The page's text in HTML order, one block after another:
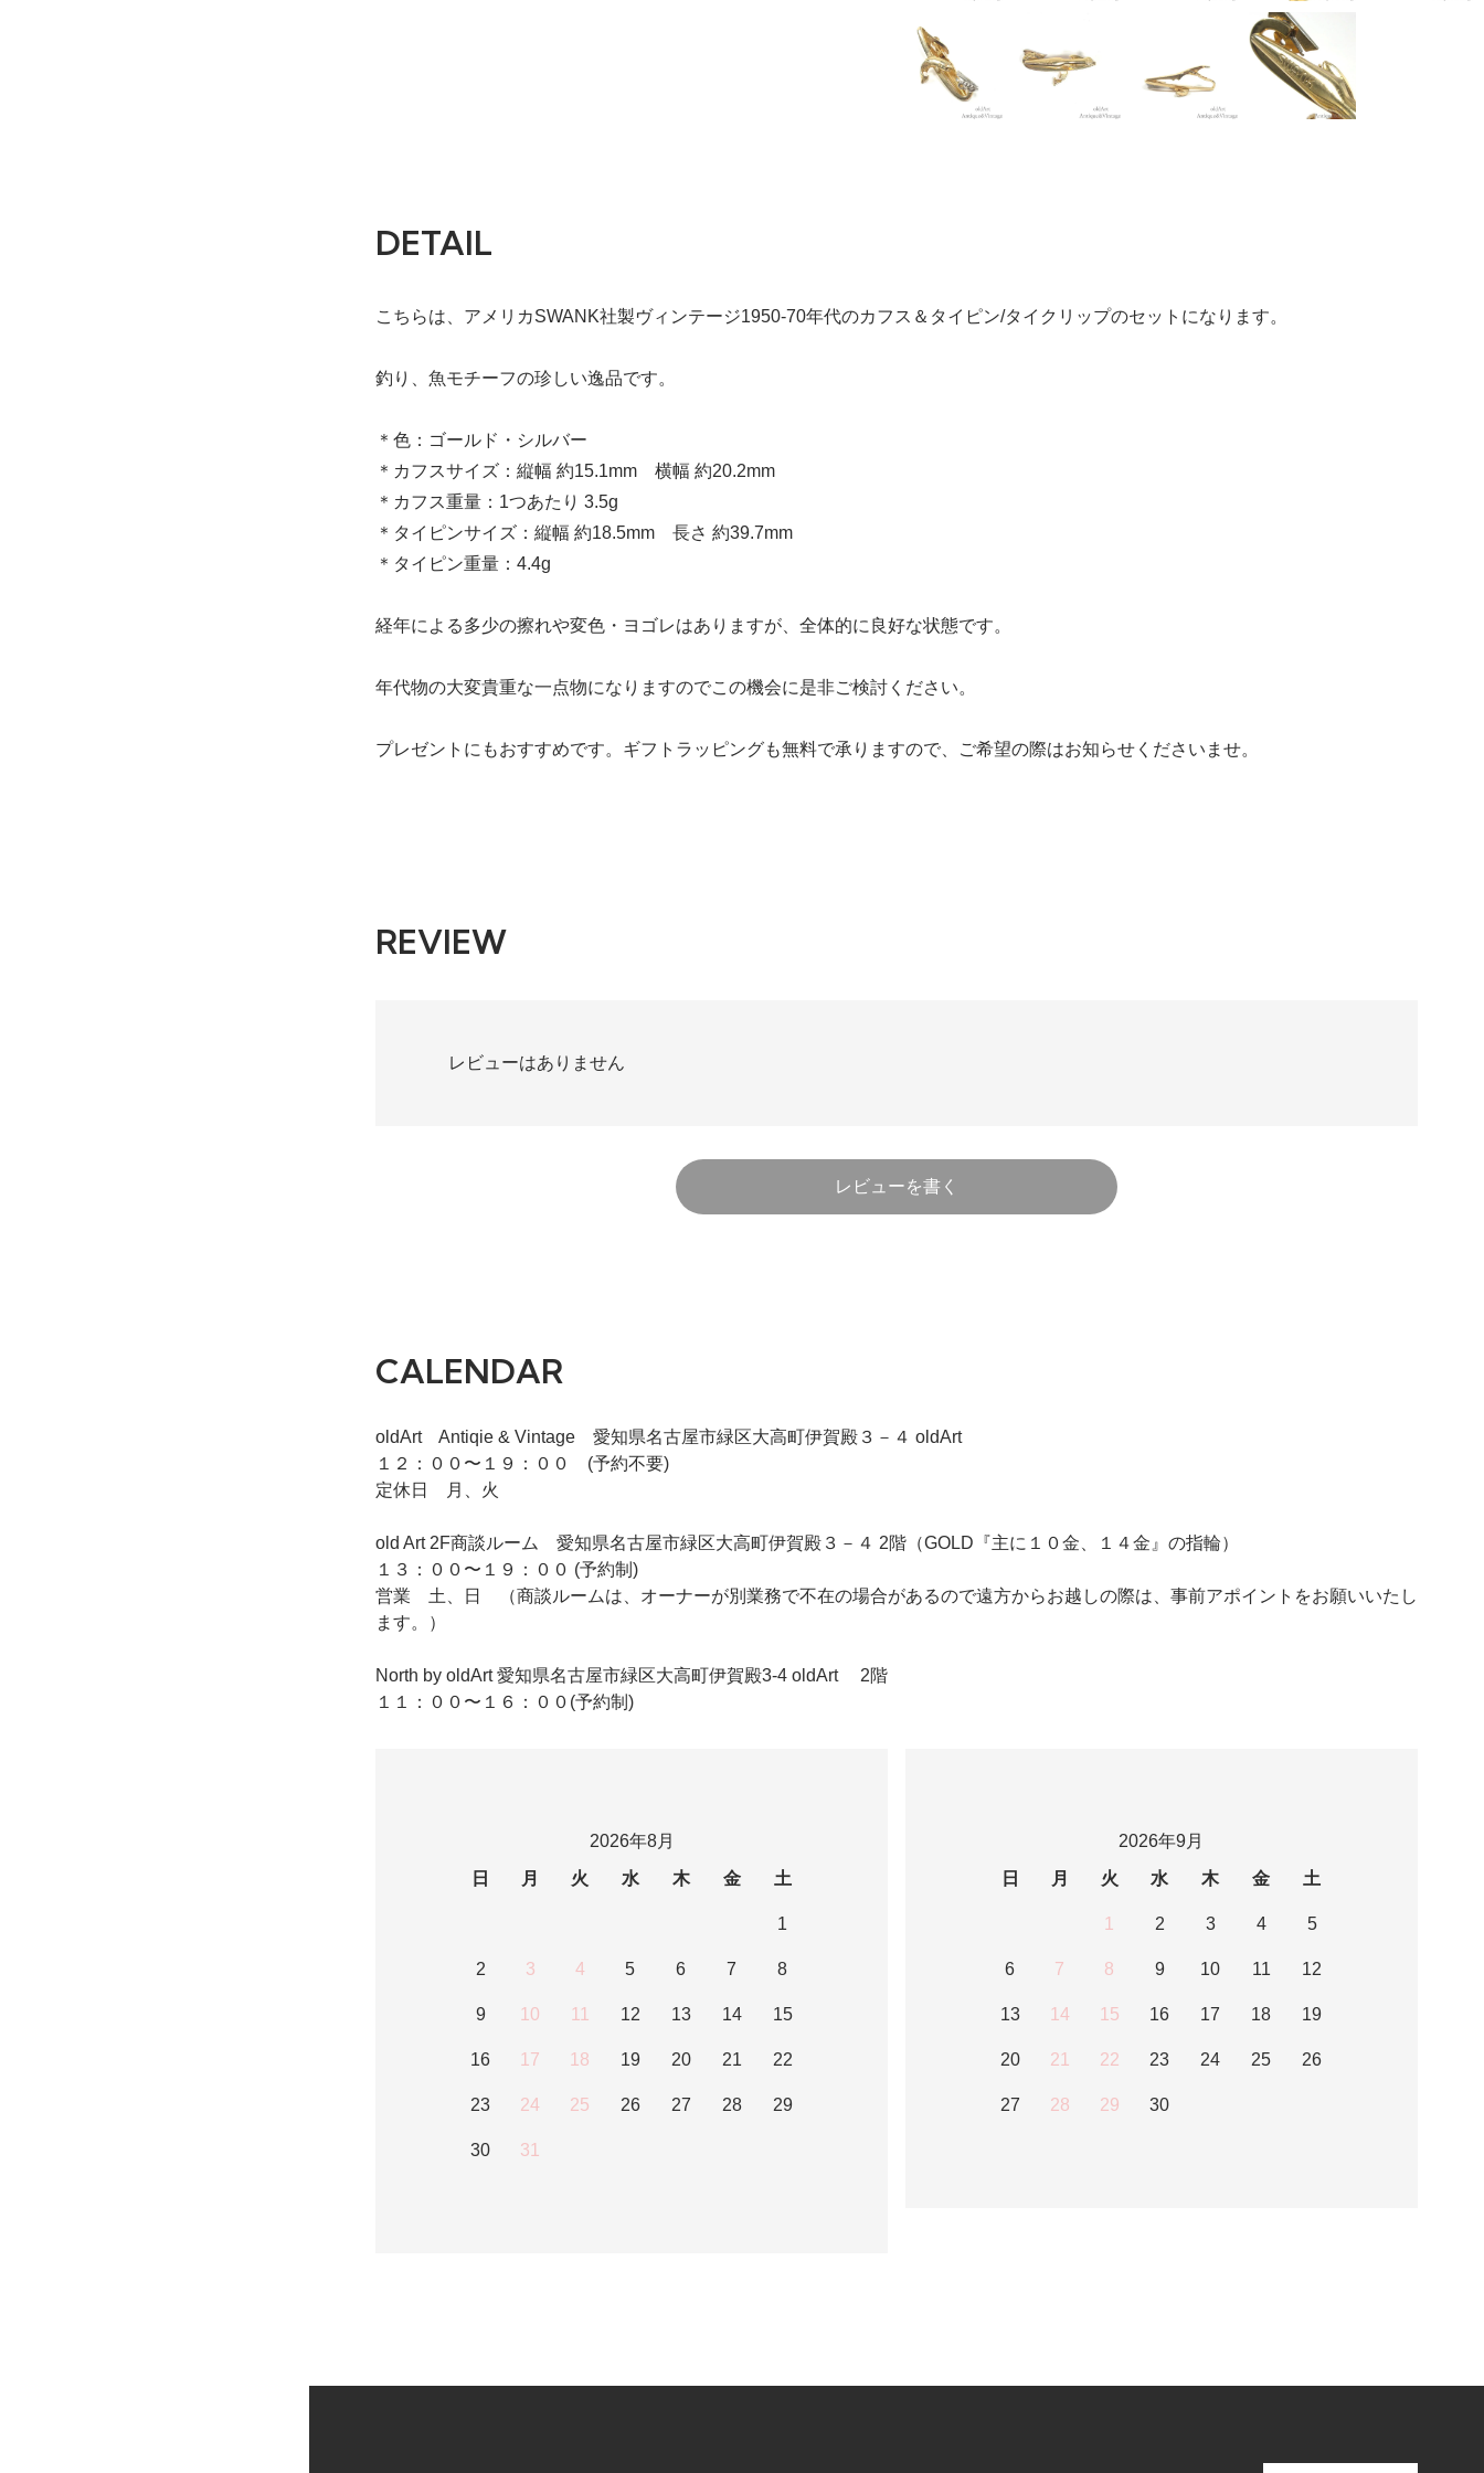
DETAIL
こちらは、アメリカSWANK社製ヴィンテージ1950-70年代のカフス＆タイピン/タイクリップのセットになります。
釣り、魚モチーフの珍しい逸品です。
＊色：ゴールド・シルバー
＊カフスサイズ：縦幅 約15.1mm 横幅 約20.2mm
＊カフス重量：1つあたり 3.5g
＊タイピンサイズ：縦幅 約18.5mm 長さ 約39.7mm
＊タイピン重量：4.4g
経年による多少の擦れや変色・ヨゴレはありますが、全体的に良好な状態です。
年代物の大変貴重な一点物になりますのでこの機会に是非ご検討ください。
プレゼントにもおすすめです。ギフトラッピングも無料で承りますので、ご希望の際はお知らせくださいませ。
REVIEW
レビューはありません
レビューを書く
CALENDAR
oldArt Antiqie & Vintage 愛知県名古屋市緑区大高町伊賀殿３－４ oldArt
１２：００〜１９：００ (予約不要)
定休日 月、火
old Art 2F商談ルーム 愛知県名古屋市緑区大高町伊賀殿３－４ 2階（GOLD『主に１０金、１４金』の指輪）
１３：００〜１９：００ (予約制)
営業 土、日 （商談ルームは、オーナーが別業務で不在の場合があるので遠方からお越しの際は、事前アポイントをお願いいたし
ます。）
North by oldArt 愛知県名古屋市緑区大高町伊賀殿3-4 oldArt 2階
１１：００〜１６：００(予約制)
2026年8月
日
月 火 水 木 金 土
1
2 3 4 5 6 7 8
9 10 11 12 13 14 15
16 17 18 19 20 21 22
23 24 25 26 27 28 29
30 31
2026年9月
日
月 火 水 木 金 土
1 2 3 4 5
6 7 8 9 10 11 12
13 14 15 16 17 18 19
20 21 22 23 24 25 26
27 28 29 30